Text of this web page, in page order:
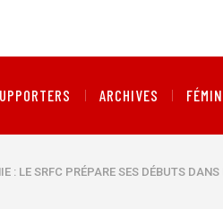
ARCHIVES
: LE SRFC PRÉPARE SES DÉBUTS